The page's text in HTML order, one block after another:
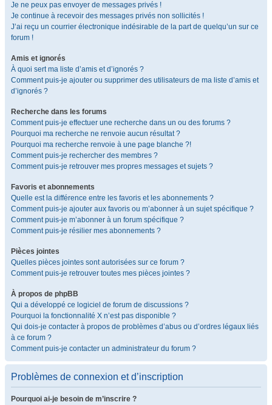
Je ne peux pas envoyer de messages privés !
Je continue à recevoir des messages privés non sollicités !
J’ai reçu un courrier électronique indésirable de la part de quelqu’un sur ce
forum !
Amis et ignorés
À quoi sert ma liste d’amis et d’ignorés ?
Comment puis-je ajouter ou supprimer des utilisateurs de ma liste d’amis et
d’ignorés ?
Recherche dans les forums
Comment puis-je effectuer une recherche dans un ou des forums ?
Pourquoi ma recherche ne renvoie aucun résultat ?
Pourquoi ma recherche renvoie à une page blanche ?!
Comment puis-je rechercher des membres ?
Comment puis-je retrouver mes propres messages et sujets ?
Favoris et abonnements
Quelle est la différence entre les favoris et les abonnements ?
Comment puis-je ajouter aux favoris ou m’abonner à un sujet spécifique ?
Comment puis-je m’abonner à un forum spécifique ?
Comment puis-je résilier mes abonnements ?
Pièces jointes
Quelles pièces jointes sont autorisées sur ce forum ?
Comment puis-je retrouver toutes mes pièces jointes ?
À propos de phpBB
Qui a développé ce logiciel de forum de discussions ?
Pourquoi la fonctionnalité X n’est pas disponible ?
Qui dois-je contacter à propos de problèmes d’abus ou d’ordres légaux liés
à ce forum ?
Comment puis-je contacter un administrateur du forum ?
Problèmes de connexion et d’inscription
Pourquoi ai-je besoin de m’inscrire ?